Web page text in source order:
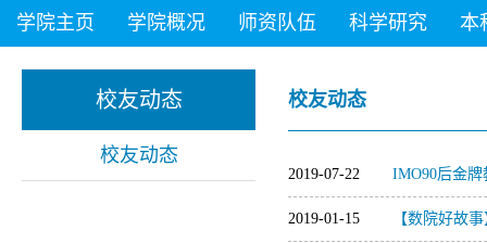
学院主页 学院概况 师资队伍 科学研究 本
校友动态
校友动态
校友动态
2019-07-22 IMO90后金
2019-01-15 【数院好故